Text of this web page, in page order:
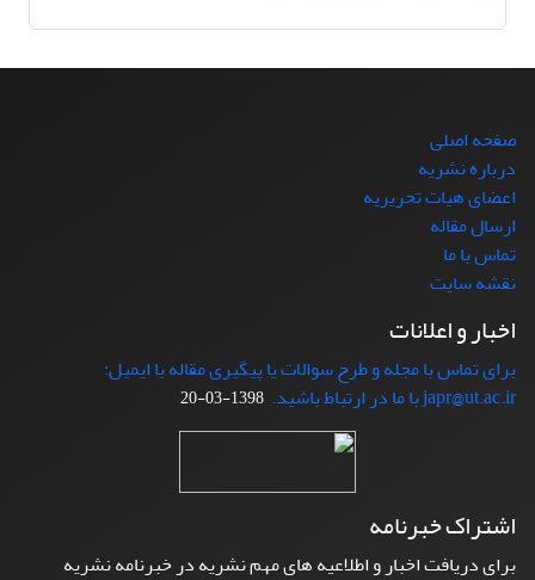
صفحه اصلی
درباره نشریه
اعضای هیات تحریریه
ارسال مقاله
تماس با ما
نقشه سایت
اخبار و اعلانات
برای تماس با مجله و طرح سوالات یا پیگیری مقاله با ایمیل:
japr@ut.ac.ir با ما در ارتباط باشید.
1398-03-20
اشتراک خبرنامه
برای دریافت اخبار و اطلاعیه های مهم نشریه در خبرنامه نشریه